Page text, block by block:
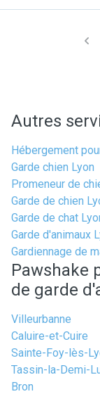
Autres
Hébergement
Garde chien Lyon
Promeneur de
Garde de chien
Garde de chat
Garde d'animaux
Gardiennage de
Pawshake
de garde
Villeurbanne
Caluire-et-Cuire
Sainte-Foy-lès-
Tassin-la-Demi-
Bron